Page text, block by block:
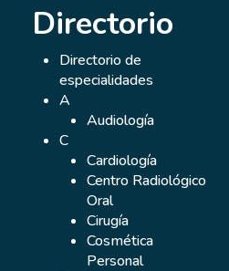
Directorio
Directorio de
especialidades
A
Audiología
C
Cardiología
Centro Radiológico
Oral
Cirugía
Cosmética
Personal